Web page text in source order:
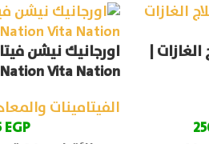
|
Nation Vita Nation
الفيتامينات
EGP